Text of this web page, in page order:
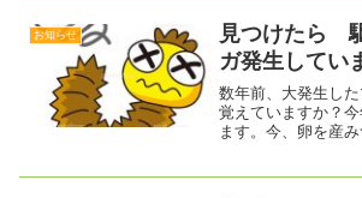
お知らせ
見つけたら
ガ発生してい
数年前、大発生した
覚えていますか？
ます。今、卵を産
駆除しましょう。
来春になって🐛に